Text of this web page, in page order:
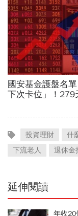
投資理財 什
下流老人
退休金
延伸閱讀
年收20